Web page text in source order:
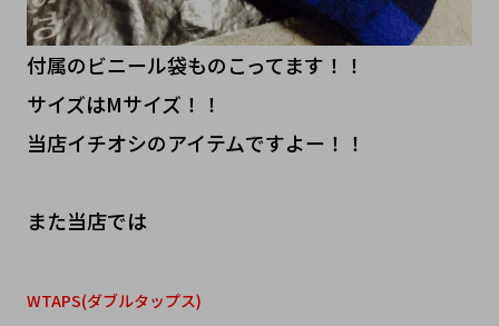
付属のビニール袋ものこってます！！
サイズはMサイズ！！
当店イチオシのアイテムですよー！！
また当店では
WTAPS(ダブルタップス)